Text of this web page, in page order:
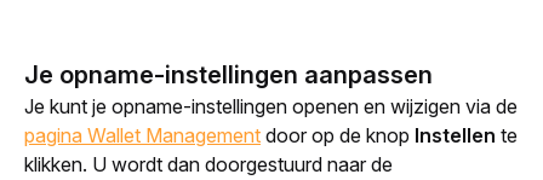
Je opname-instellingen aanpassen
Je kunt je opname-instellingen openen en wijzigen via de
pagina Wallet Management door op de knop Instellen te
klikken. U wordt dan doorgestuurd naar de